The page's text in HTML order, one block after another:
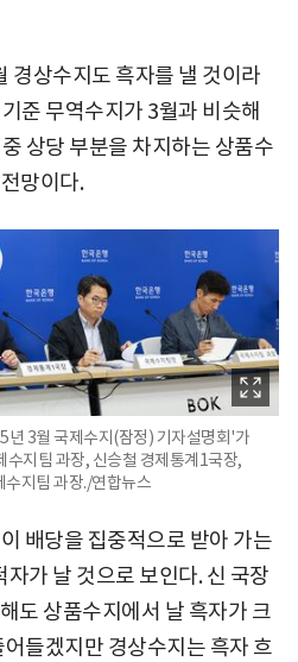
경상수지도 흑자를 낼 것이라
준 무역수지가 3월과 비슷해
상당 부분을 차지하는 상품수
망이다.
3월 국제수지(잠정) 기자설명회'가
수지팀 과장, 신승철 경제통계1국장,
수지팀 과장./연합뉴스
배당을 집중적으로 받아 가는
가 날 것으로 보인다. 신 국장
도 상품수지에서 날 흑자가 크
들겠지만 경상수지는 흑자 흐